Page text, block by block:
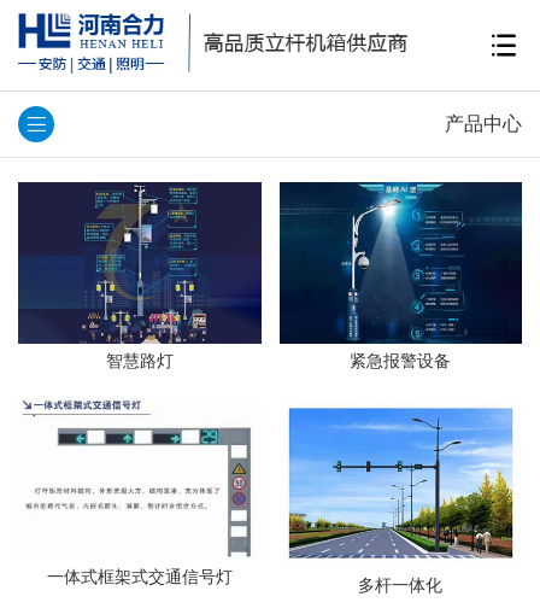
产品中心
智慧路灯 紧急报警设备
一体式框架式交通信号灯 多杆一体化